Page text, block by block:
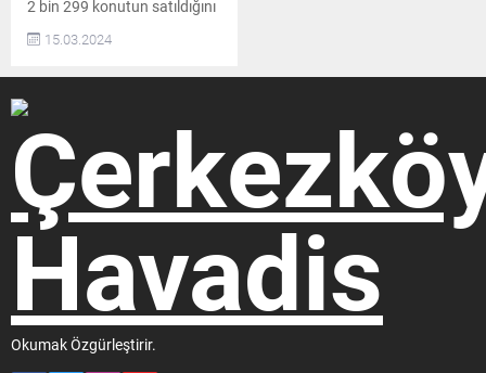
2 bin 299 konutun satıldığını
şubat ayı konut satış
Türkiye genelinde konut
satışları şubat ayında bir
önceki yılın aynı ayına göre
yüzde 17,3 artarak 93 bin
902 oldu. 2 bin 299 konut
satışı ile Türkiye’deki...
15.03.2024
Okumak Özgürleştirir.